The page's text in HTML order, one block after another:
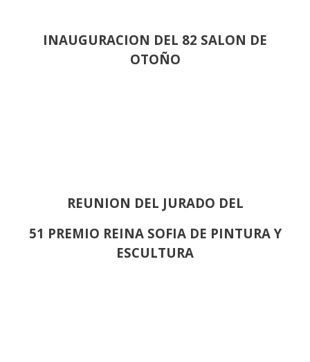
INAUGURACION DEL 82 SALON DE
OTOÑO
REUNION DEL JURADO DEL
51 PREMIO REINA SOFIA DE PINTURA Y
ESCULTURA